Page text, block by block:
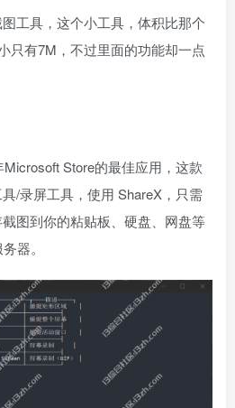
工具，这个小工具，体积比那个
只有7M，不过里面的功能却一点
Store的最佳应用，这款
/录屏工具，使用 ShareX，只需
图到你的粘贴板、硬盘、网盘等
器。